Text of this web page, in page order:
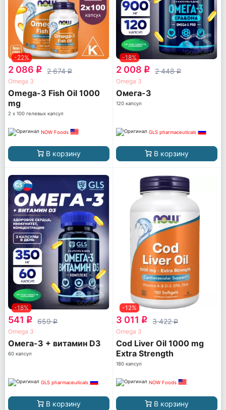
-22%
2 086 q 2 674q
Omega 3
Omega-3 Fish Oil 1000
mg
2 х 100 гелевых капсул
NOW Foods
В корзину
-18%
2 008 q 2 448q
Omega 3
Омега-3
120 капсул
GLS pharmaceuticals
В корзину
-18%
541 q 659q
Omega 3
Омега-3 + витамин D3
60 капсул
GLS pharmaceuticals
В корзину
-12%
3 011 q 3 422q
Omega 3
Cod Liver Oil 1000 mg
Extra Strength
180 капсул
NOW Foods
В корзину